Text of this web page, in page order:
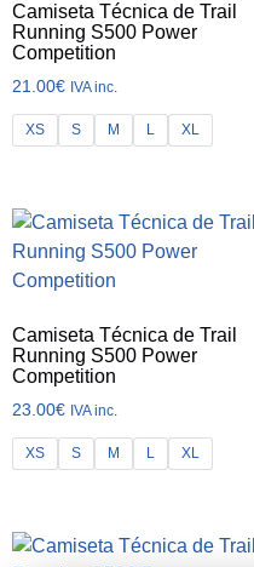
Camiseta Técnica de Trail
Running S500 Power
Competition
21.00€ IVA inc.
XS S M L XL
Camiseta Técnica de Trail
Running S500 Power
Competition
23.00€ IVA inc.
XS S M L XL